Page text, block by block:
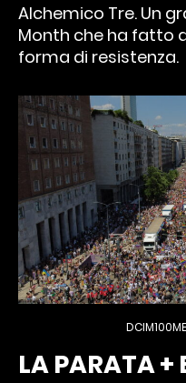
Alchemico Tre. Un
Month che ha fatto
forma di resistenza.
LA PARATA +